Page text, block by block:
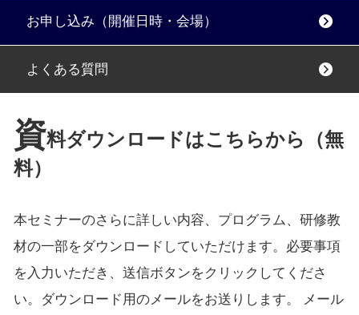
お申し込み（開催日時・会場）
よくある質問
資料ダウンロードはこちらから（無
料）
本セミナーのさらに詳しい内容、プログラム、研修教
材の一部をダウンロードしていただけます。必要事項
を入力いただき、送信ボタンをクリックしてくださ
い。ダウンロード用のメールをお送りします。 メール